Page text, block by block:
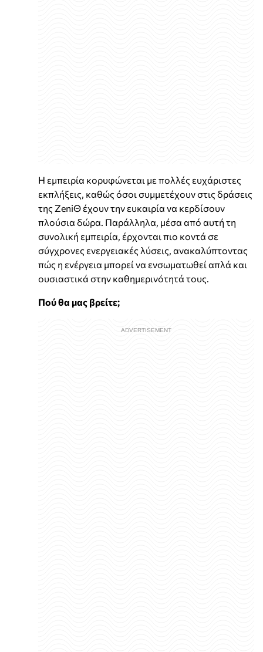
Η εμπειρία κορυφώνεται με πολλές ευχάριστες
εκπλήξεις, καθώς όσοι συμμετέχουν στις δράσεις
της ZeniΘ έχουν την ευκαιρία να κερδίσουν
πλούσια δώρα. Παράλληλα, μέσα από αυτή τη
συνολική εμπειρία, έρχονται πιο κοντά σε
σύγχρονες ενεργειακές λύσεις, ανακαλύπτοντας
πώς η ενέργεια μπορεί να ενσωματωθεί απλά και
ουσιαστικά στην καθημερινότητά τους.
Πού θα μας βρείτε;